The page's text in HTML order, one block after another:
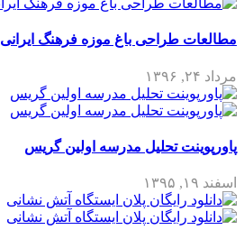
مطالعات طراحی باغ موزه فرهنگ ایرانی
مرداد ۲۴, ۱۳۹۶
پاورپوینت تحلیل مدرسه اولین گریس
اسفند ۱۹, ۱۳۹۵